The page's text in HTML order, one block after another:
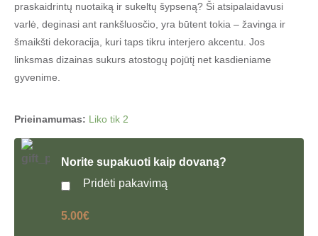
praskaidrintų nuotaiką ir sukeltų šypseną? Ši atsipalaidavusi
varlė, deginasi ant rankšluosčio, yra būtent tokia – žavinga ir
šmaikšti dekoracija, kuri taps tikru interjero akcentu. Jos
linksmas dizainas sukurs atostogų pojūtį net kasdieniame
gyvenime.
Prieinamumas: Liko tik 2
Norite supakuoti kaip dovaną?
Pridėti pakavimą
5.00€
produkto
kiekis:
Varlė
Rankšluosčio